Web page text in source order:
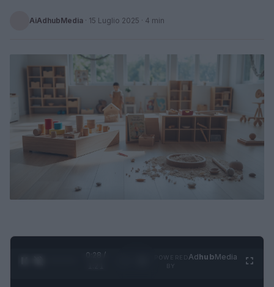
AiAdhubMedia · 15 Luglio 2025 · 4 min
0:29 /
AdhubMedia